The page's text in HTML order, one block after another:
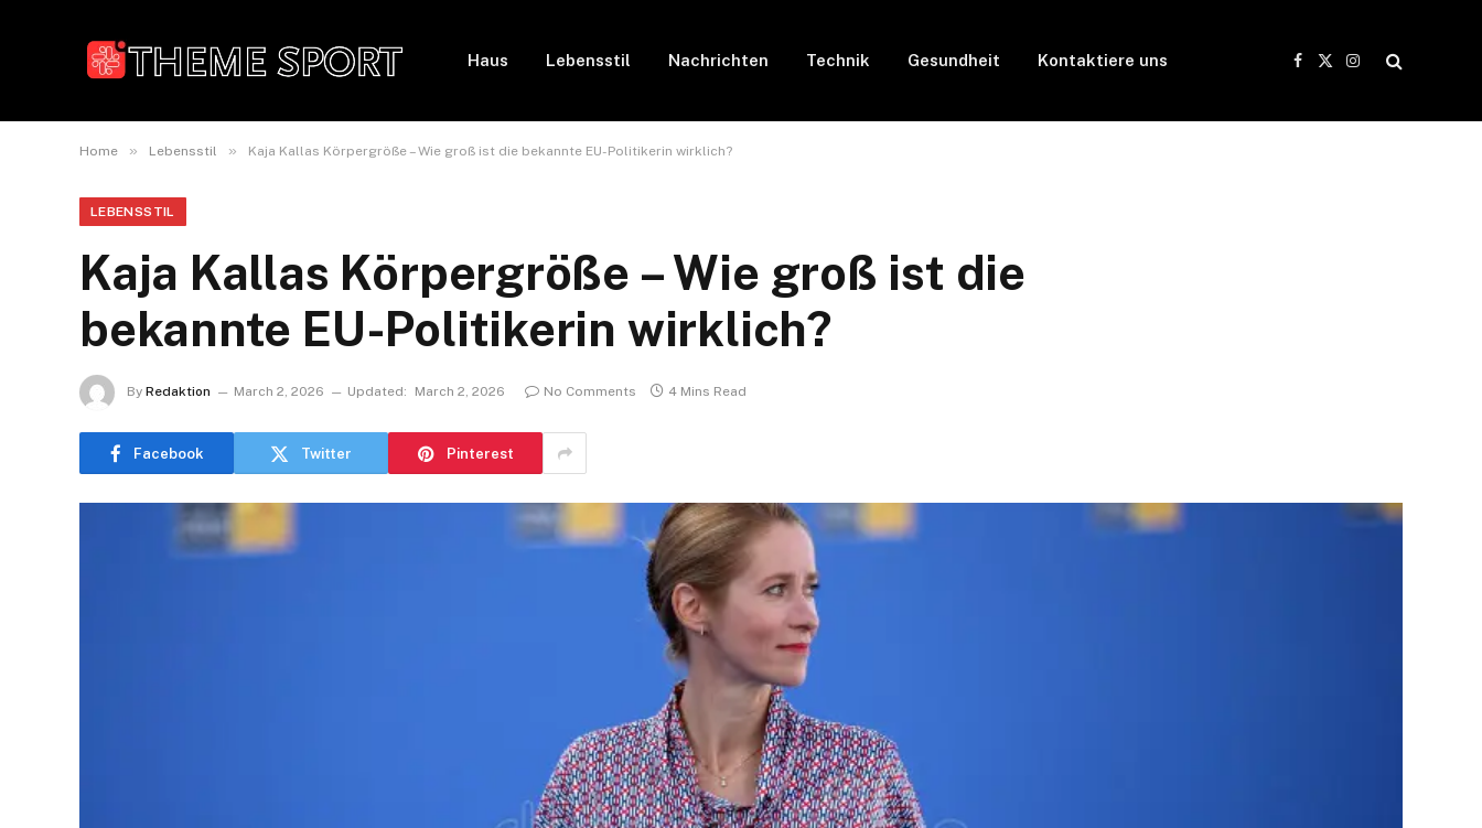
Haus Lebensstil Nachrichten Technik Gesundheit Kontaktiere uns
Facebook
X
Instagram
Home » Lebensstil » Kaja Kallas Körpergröße – Wie groß ist die bekannte EU-Politikerin wirklich?
LEBENSSTIL
Kaja Kallas Körpergröße – Wie groß ist die
bekannte EU-Politikerin wirklich?
By Redaktion March 2, 2026 Updated: March 2, 2026 No Comments 4 Mins Read
Facebook Twitter Pinterest